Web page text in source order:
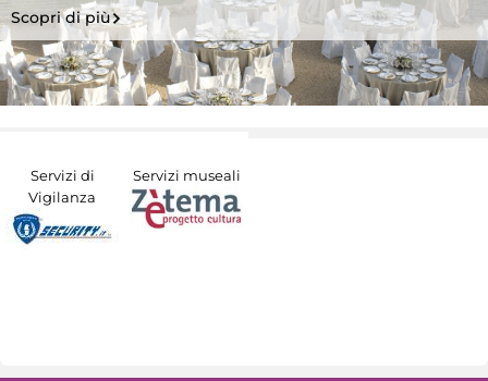
Scopri di più
Servizi di
Vigilanza
Servizi museali